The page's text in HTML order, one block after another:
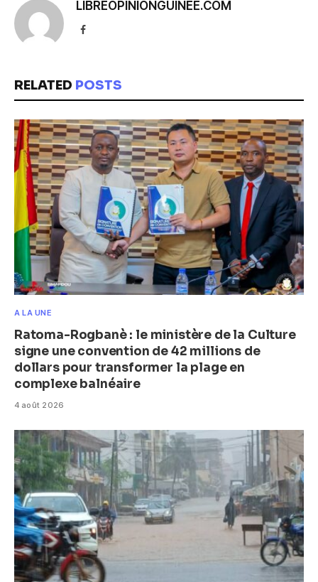
LIBREOPINIONGUINEE.COM
Facebook
RELATED POSTS
A LA UNE
Ratoma-Rogbanè : le ministère de la Culture
signe une convention de 42 millions de
dollars pour transformer la plage en
complexe balnéaire
4 août 2026